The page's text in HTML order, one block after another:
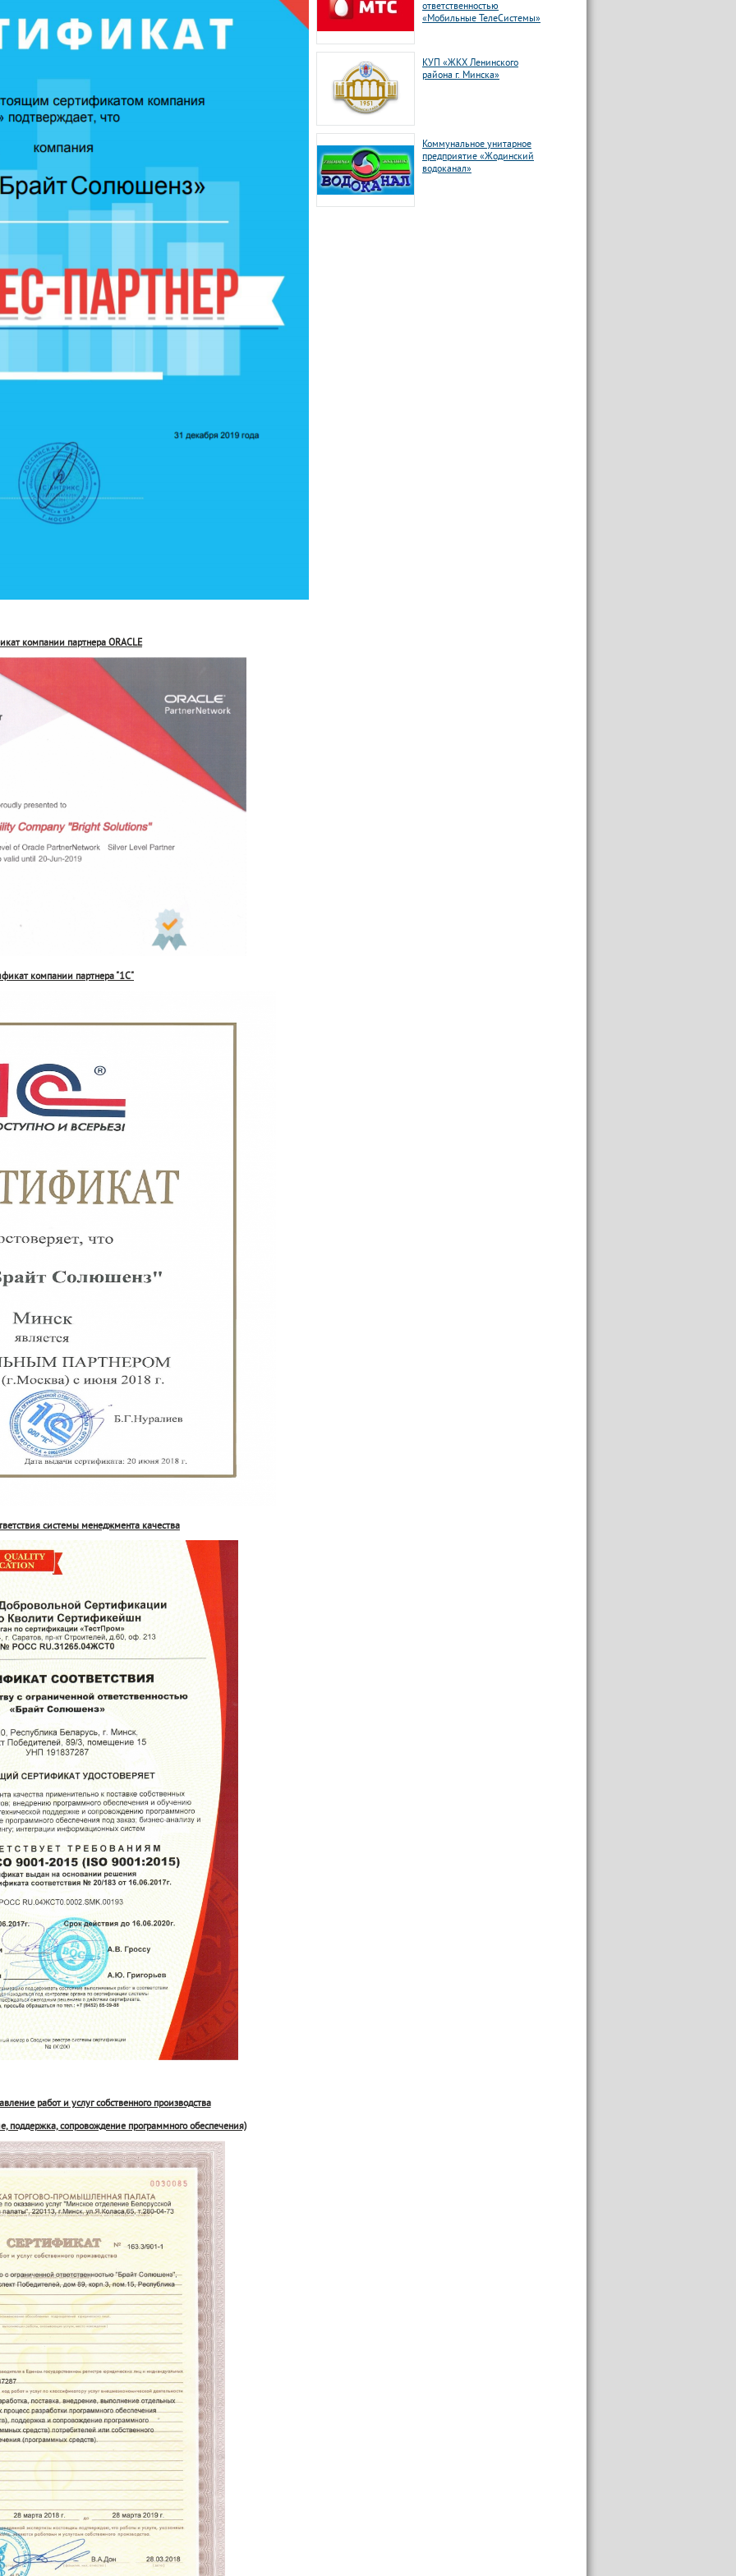
компании партнера ORACLE
компании партнера "1С"
системы менеджмента качества
работ и услуг собственного производства
поддержка, сопровождение программного обеспечения)
ответственностью
«Мобильные ТелеСистемы»
КУП «ЖКХ Ленинского
района г. Минска»
Коммунальное унитарное
предприятие «Жодинский
водоканал»